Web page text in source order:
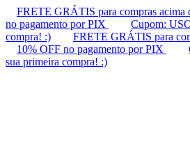
FRETE GRÁTIS para compras acima
no pagamento por PIX
Cupom:
compra! :)
FRETE GRÁTIS para
10% OFF no pagamento por PIX
sua primeira compra! :)